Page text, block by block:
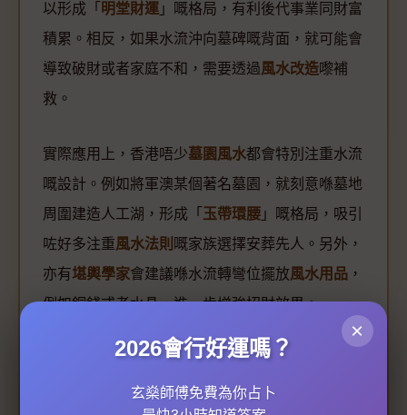
以形成「 明堂財運 」嘅格局，有利後代事業同財富
積累。相反，如果水流沖向墓碑嘅背面，就可能會
導致破財或者家庭不和，需要透過風水改造嚟補
救。
實際應用上，香港唔少墓園風水都會特別注重水流
嘅設計。例如將軍澳某個著名墓園，就刻意喺墓地
周圍建造人工湖，形成「 玉帶環腰 」嘅格局，吸引
咗好多注重風水法則 嘅家族選擇安葬先人。另外，
亦有堪輿學家會建議喺水流轉彎位擺放風水用品 ，
例如銅錢或者水晶，進一步增強招財效果。
最後要提一提，水流佈局並唔係一成不變，隨住環
境變化（例如附近工程或者自然地貌改變），原本
×
2026會行好運嗎？
玄燊師傅免費為你占卜